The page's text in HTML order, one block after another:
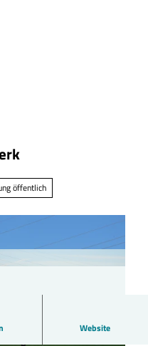
öffentlich
Website
Unternehmen der